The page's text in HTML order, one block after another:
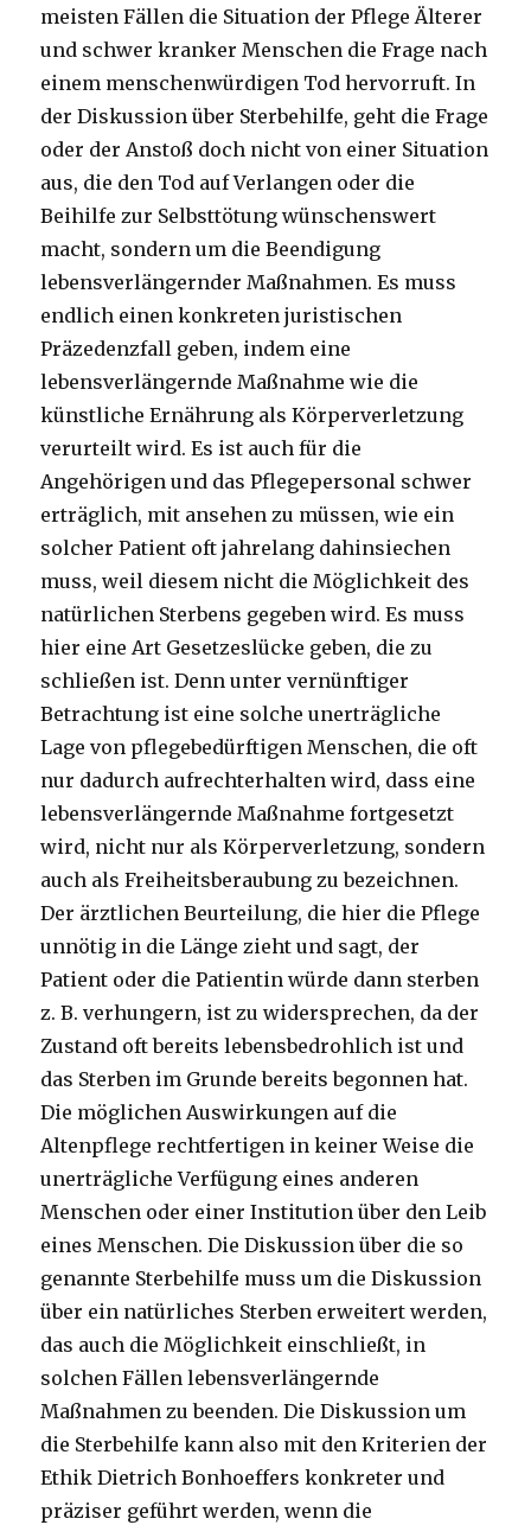
meisten Fällen die Situation der Pflege Älterer
und schwer kranker Menschen die Frage nach
einem menschenwürdigen Tod hervorruft. In
der Diskussion über Sterbehilfe, geht die Frage
oder der Anstoß doch nicht von einer Situation
aus, die den Tod auf Verlangen oder die
Beihilfe zur Selbsttötung wünschenswert
macht, sondern um die Beendigung
lebensverlängernder Maßnahmen. Es muss
endlich einen konkreten juristischen
Präzedenzfall geben, indem eine
lebensverlängernde Maßnahme wie die
künstliche Ernährung als Körperverletzung
verurteilt wird. Es ist auch für die
Angehörigen und das Pflegepersonal schwer
erträglich, mit ansehen zu müssen, wie ein
solcher Patient oft jahrelang dahinsiechen
muss, weil diesem nicht die Möglichkeit des
natürlichen Sterbens gegeben wird. Es muss
hier eine Art Gesetzeslücke geben, die zu
schließen ist. Denn unter vernünftiger
Betrachtung ist eine solche unerträgliche
Lage von pflegebedürftigen Menschen, die oft
nur dadurch aufrechterhalten wird, dass eine
lebensverlängernde Maßnahme fortgesetzt
wird, nicht nur als Körperverletzung, sondern
auch als Freiheitsberaubung zu bezeichnen.
Der ärztlichen Beurteilung, die hier die Pflege
unnötig in die Länge zieht und sagt, der
Patient oder die Patientin würde dann sterben
z. B. verhungern, ist zu widersprechen, da der
Zustand oft bereits lebensbedrohlich ist und
das Sterben im Grunde bereits begonnen hat.
Die möglichen Auswirkungen auf die
Altenpflege rechtfertigen in keiner Weise die
unerträgliche Verfügung eines anderen
Menschen oder einer Institution über den Leib
eines Menschen. Die Diskussion über die so
genannte Sterbehilfe muss um die Diskussion
über ein natürliches Sterben erweitert werden,
das auch die Möglichkeit einschließt, in
solchen Fällen lebensverlängernde
Maßnahmen zu beenden. Die Diskussion um
die Sterbehilfe kann also mit den Kriterien der
Ethik Dietrich Bonhoeffers konkreter und
präziser geführt werden, wenn die